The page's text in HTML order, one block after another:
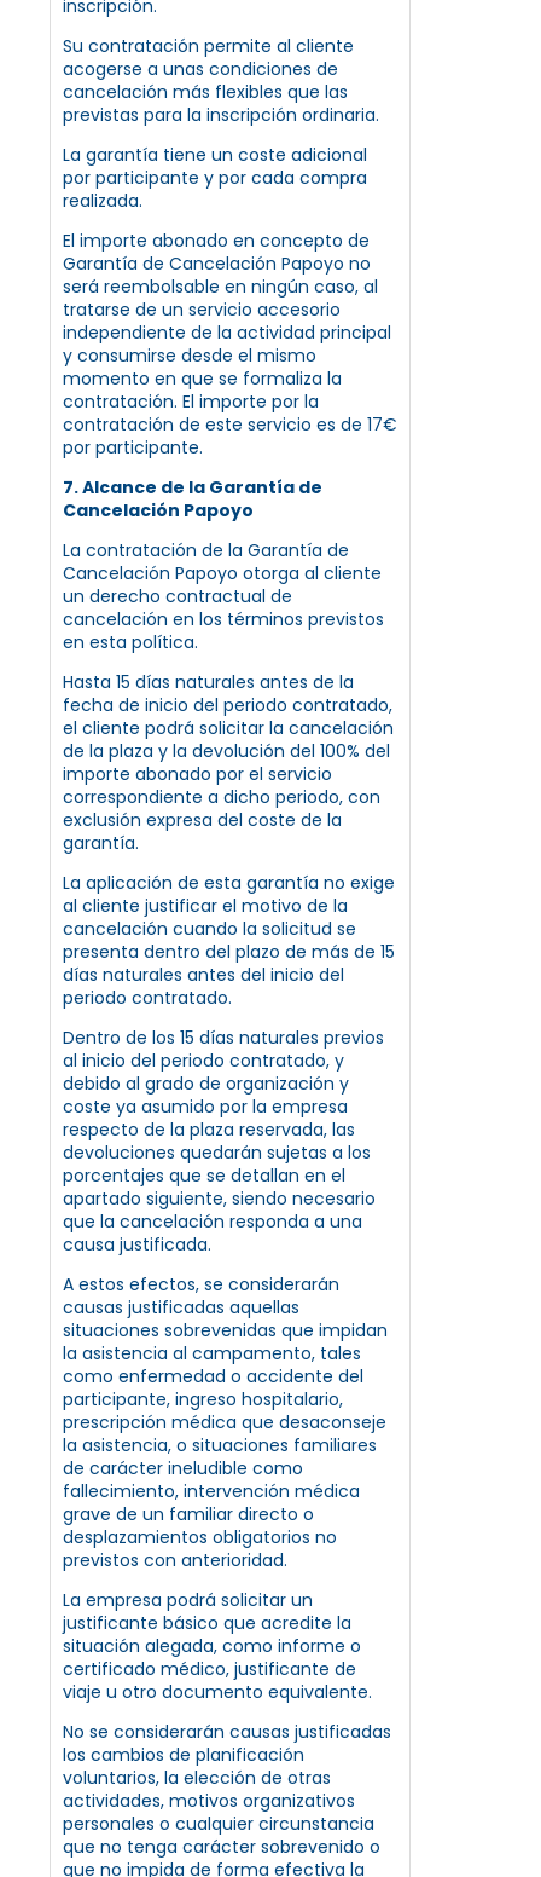
inscripción.
Su contratación permite al cliente
acogerse a unas condiciones de
cancelación más flexibles que las
previstas para la inscripción ordinaria.
La garantía tiene un coste adicional
por participante y por cada compra
realizada.
El importe abonado en concepto de
Garantía de Cancelación Papoyo no
será reembolsable en ningún caso, al
tratarse de un servicio accesorio
independiente de la actividad principal
y consumirse desde el mismo
momento en que se formaliza la
contratación. El importe por la
contratación de este servicio es de 17€
por participante.
7. Alcance de la Garantía de
Cancelación Papoyo
La contratación de la Garantía de
Cancelación Papoyo otorga al cliente
un derecho contractual de
cancelación en los términos previstos
en esta política.
Hasta 15 días naturales antes de la
fecha de inicio del periodo contratado,
el cliente podrá solicitar la cancelación
de la plaza y la devolución del 100% del
importe abonado por el servicio
correspondiente a dicho periodo, con
exclusión expresa del coste de la
garantía.
La aplicación de esta garantía no exige
al cliente justificar el motivo de la
cancelación cuando la solicitud se
presenta dentro del plazo de más de 15
días naturales antes del inicio del
periodo contratado.
Dentro de los 15 días naturales previos
al inicio del periodo contratado, y
debido al grado de organización y
coste ya asumido por la empresa
respecto de la plaza reservada, las
devoluciones quedarán sujetas a los
porcentajes que se detallan en el
apartado siguiente, siendo necesario
que la cancelación responda a una
causa justificada.
A estos efectos, se considerarán
causas justificadas aquellas
situaciones sobrevenidas que impidan
la asistencia al campamento, tales
como enfermedad o accidente del
participante, ingreso hospitalario,
prescripción médica que desaconseje
la asistencia, o situaciones familiares
de carácter ineludible como
fallecimiento, intervención médica
grave de un familiar directo o
desplazamientos obligatorios no
previstos con anterioridad.
La empresa podrá solicitar un
justificante básico que acredite la
situación alegada, como informe o
certificado médico, justificante de
viaje u otro documento equivalente.
No se considerarán causas justificadas
los cambios de planificación
voluntarios, la elección de otras
actividades, motivos organizativos
personales o cualquier circunstancia
que no tenga carácter sobrevenido o
que no impida de forma efectiva la